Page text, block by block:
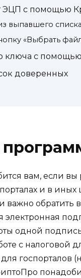
ЭЦП с помощью
выпавшего списка
«Выбрать
ключа с
доверенных
вам, если вы
и в иных
обратить
одной
с налоговой
госпорталов